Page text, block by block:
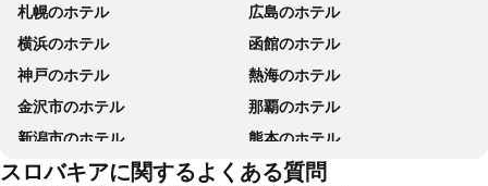
札幌のホテル
広島のホテル
横浜のホテル
函館のホテル
神戸のホテル
熱海のホテル
金沢市のホテル
那覇のホテル
新潟市のホテル
熊本のホテル
箱根のホテル
ソウルのホテル
スロバキアに関するよくある質問